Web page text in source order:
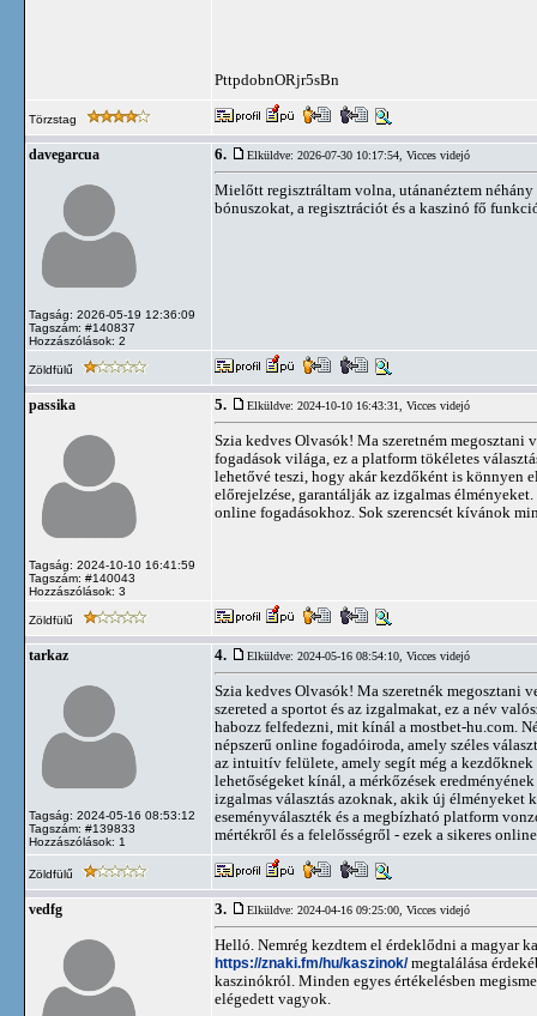
PttpdobnORjr5sBn
Törzstag
davegarcua
Tagság: 2026-05-19 12:36:09
Tagszám: #140837
Hozzászólások: 2
6. Elküldve: 2026-07-30 10:17:54, Vicces videjó
Mielőtt regisztráltam volna, utánanéztem
bónuszokat, a regisztrációt és a kaszinó fő
Zöldfülű
passika
Tagság: 2024-10-10 16:41:59
Tagszám: #140043
Hozzászólások: 3
5. Elküldve: 2024-10-10 16:43:31, Vicces videjó
Szia kedves Olvasók! Ma szeretném megosztani
fogadások világa, ez a platform tökéletes
lehetővé teszi, hogy akár kezdőként is könnyen
előrejelzése, garantálják az izgalmas
online fogadásokhoz. Sok szerencsét kívánok
Zöldfülű
tarkaz
Tagság: 2024-05-16 08:53:12
Tagszám: #139833
Hozzászólások: 1
4. Elküldve: 2024-05-16 08:54:10, Vicces videjó
Szia kedves Olvasók! Ma szeretnék megosztani
szereted a sportot és az izgalmakat, ez a név
habozz felfedezni, mit kínál a mostbet-hu.com.
népszerű online fogadóiroda, amely széles
az intuitív felülete, amely segít még a
lehetőségeket kínál, a mérkőzések
izgalmas választás azoknak, akik új élményeket
eseményválaszték és a megbízható platform
mértékről és a felelősségről - ezek a sikeres
Zöldfülű
vedfg 3. Elküldve: 2024-04-16 09:25:00, Vicces videjó
Helló. Nemrég kezdtem el érdeklődni a magyar
https://znaki.fm/hu/kaszinok/megtalálása
kaszinókról. Minden egyes értékelésben
elégedett vagyok.